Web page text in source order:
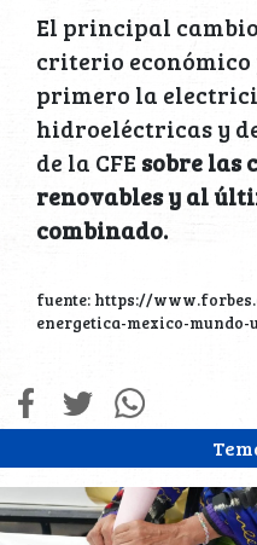
El principal
criterio
primero la
hidroeléctricas y
de la CFE sobre las
renovables y al
combinado.
fuente: https://
energetica-mexico-